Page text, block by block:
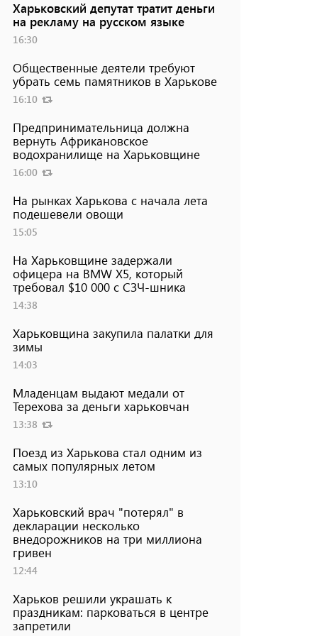
Харьковский депутат тратит деньги
на рекламу на русском языке
16:30
Общественные деятели требуют
убрать семь памятников в Харькове
16:10
Предпринимательница должна
вернуть Африкановское
водохранилище на Харьковщине
16:00
На рынках Харькова с начала лета
подешевели овощи
15:05
На Харьковщине задержали
офицера на BMW Х5, который
требовал $10 000 с СЗЧ-шника
14:38
Харьковщина закупила палатки для
зимы
14:03
Младенцам выдают медали от
Терехова за деньги харьковчан
13:38
Поезд из Харькова стал одним из
самых популярных летом
13:10
Харьковский врач "потерял" в
декларации несколько
внедорожников на три миллиона
гривен
12:44
Харьков решили украшать к
праздникам: парковаться в центре
запретили